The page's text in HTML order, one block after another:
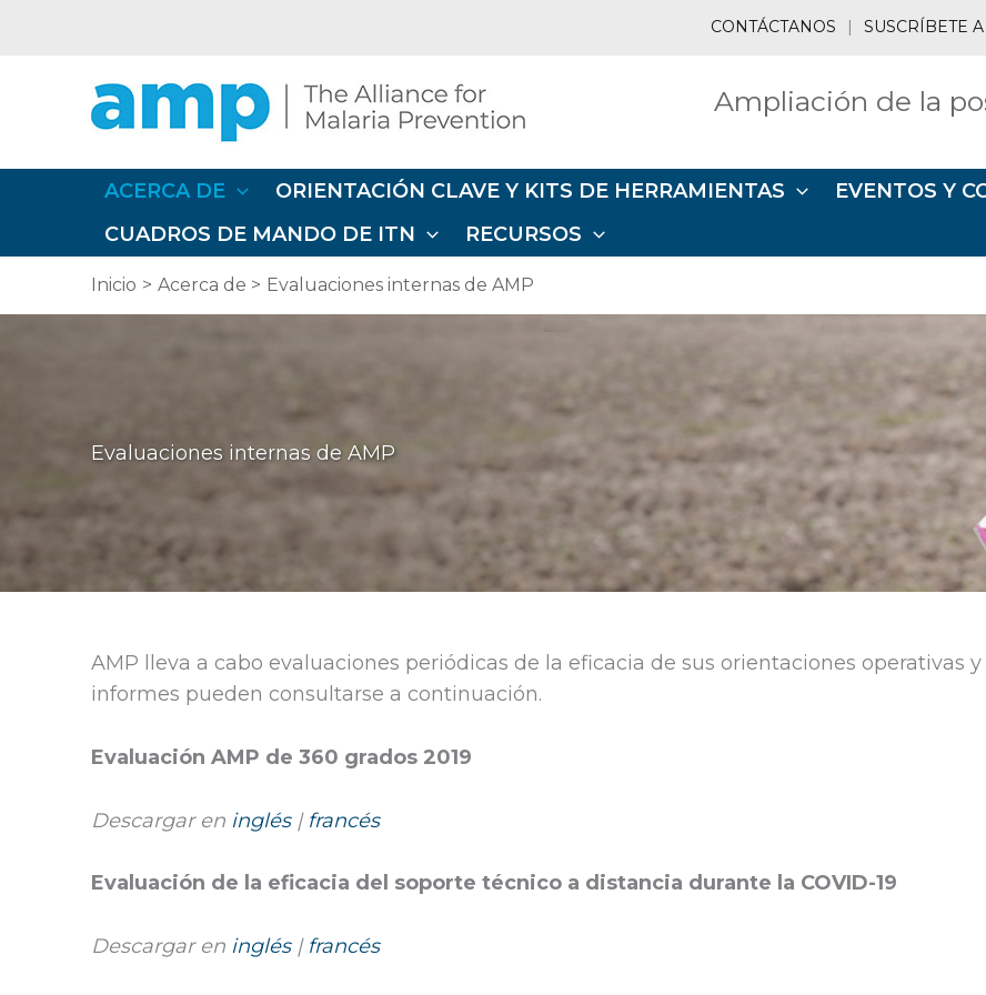
CONTÁCTANOS | SUSCRÍBETE
Ampliación de la
ACERCA DE ORIENTACIÓN CLAVE Y KITS DE HERRAMIENTAS
EVENTOS Y
CUADROS DE MANDO DE ITN
RECURSOS
Inicio Acerca de Evaluaciones internas de AMP
Evaluaciones internas de AMP
AMP lleva a cabo evaluaciones periódicas de la eficacia de sus orientaciones operativas
informes pueden consultarse a continuación.
Evaluación AMP de 360 grados 2019
Descargar en inglés| francés
Evaluación de la eficacia del soporte técnico a distancia durante la COVID-19
Descargar en inglés| francés